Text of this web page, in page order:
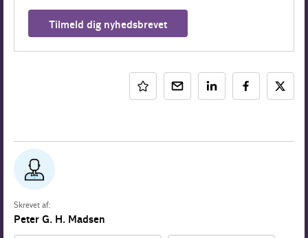
Tilmeld dig nyhedsbrevet
Skrevet af:
Peter G. H. Madsen